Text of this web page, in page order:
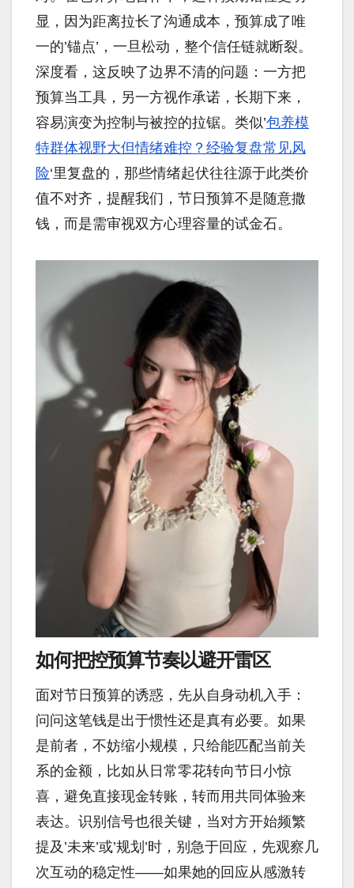
显，因为距离拉长了沟通成本，预算成了唯
一的’锚点’，一旦松动，整个信任链就断裂。
深度看，这反映了边界不清的问题：一方把
预算当工具，另一方视作承诺，长期下来，
容易演变为控制与被控的拉锯。类似’包养模
特群体视野大但情绪难控？经验复盘常见风
险‘里复盘的，那些情绪起伏往往源于此类价
值不对齐，提醒我们，节日预算不是随意撒
钱，而是需审视双方心理容量的试金石。
如何把控预算节奏以避开雷区
面对节日预算的诱惑，先从自身动机入手：
问问这笔钱是出于惯性还是真有必要。如果
是前者，不妨缩小规模，只给能匹配当前关
系的金额，比如从日常零花转向节日小惊
喜，避免直接现金转账，转而用共同体验来
表达。识别信号也很关键，当对方开始频繁
提及’未来’或’规划’时，别急于回应，先观察几
次互动的稳定性——如果她的回应从感激转